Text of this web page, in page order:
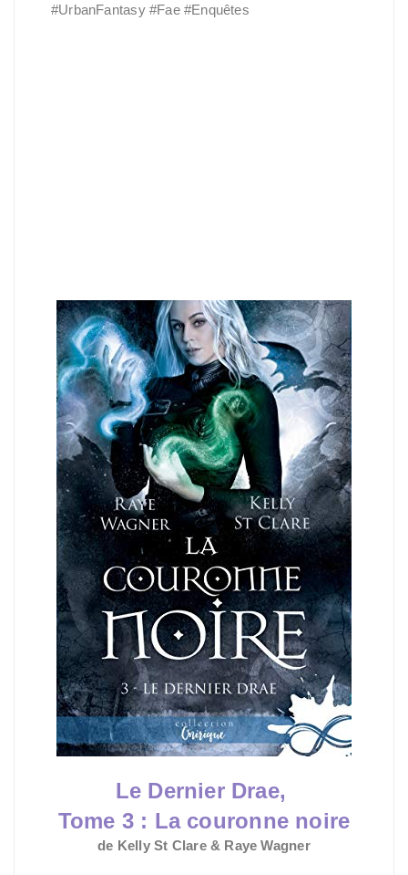
#UrbanFantasy #Fae #Enquêtes
Le Dernier Drae,
Tome 3 : La couronne noire
de Kelly St Clare & Raye Wagner